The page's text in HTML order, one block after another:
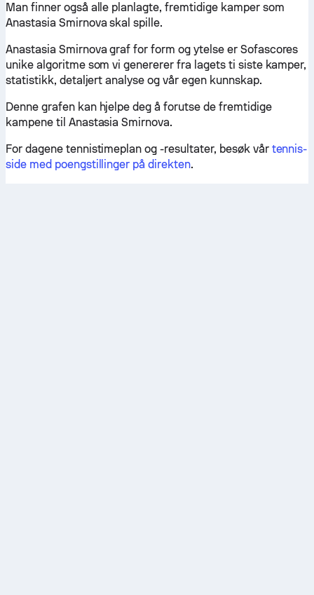
Man finner også alle planlagte, fremtidige kamper som
Anastasia Smirnova skal spille.
Anastasia Smirnova graf for form og ytelse er Sofascores
unike algoritme som vi genererer fra lagets ti siste kamper,
statistikk, detaljert analyse og vår egen kunnskap.
Denne grafen kan hjelpe deg å forutse de fremtidige
kampene til Anastasia Smirnova.
For dagene tennistimeplan og -resultater, besøk vår tennis-
side med poengstillinger på direkten.